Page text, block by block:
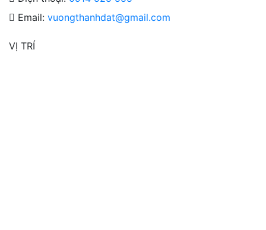
Email: vuongthanhdat@gmail.com
VỊ TRÍ